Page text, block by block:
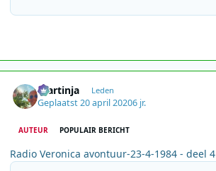
martinja Leden
Geplaatst20 april 20206 jr.
AUTEUR POPULAIR BERICHT
Radio Veronica avontuur-23-4-1984 - deel 4